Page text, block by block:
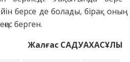
берсе де болады, бірақ оның
берген.
Жалғас САДУАХАСҰЛЫ